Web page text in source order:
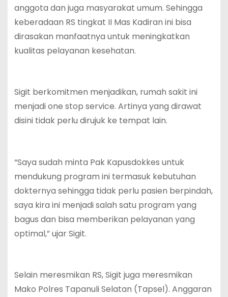
anggota dan juga masyarakat umum. Sehingga
keberadaan RS tingkat II Mas Kadiran ini bisa
dirasakan manfaatnya untuk meningkatkan
kualitas pelayanan kesehatan.
Sigit berkomitmen menjadikan, rumah sakit ini
menjadi one stop service. Artinya yang dirawat
disini tidak perlu dirujuk ke tempat lain.
“Saya sudah minta Pak Kapusdokkes untuk
mendukung program ini termasuk kebutuhan
dokternya sehingga tidak perlu pasien berpindah,
saya kira ini menjadi salah satu program yang
bagus dan bisa memberikan pelayanan yang
optimal,” ujar Sigit.
Selain meresmikan RS, Sigit juga meresmikan
Mako Polres Tapanuli Selatan (Tapsel). Anggaran